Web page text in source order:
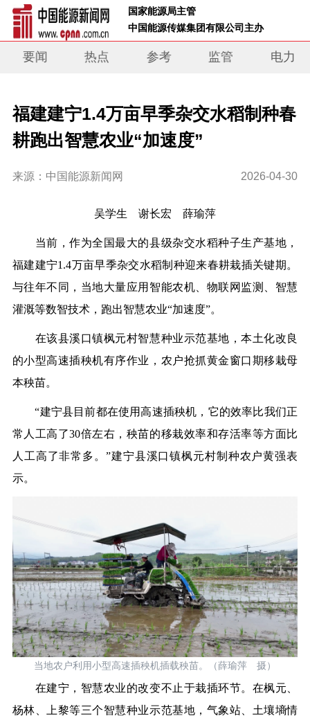
国家能源局主管
中国能源传媒集团有限公司主办
要闻 热点 参考 监管 电力
福建建宁1.4万亩早季杂交水稻制种春
耕跑出智慧农业“加速度”
来源：中国能源新闻网 2026-04-30
吴学生 谢长宏 薛瑜萍
当前，作为全国最大的县级杂交水稻种子生产基地，
福建建宁1.4万亩早季杂交水稻制种迎来春耕栽插关键期。
与往年不同，当地大量应用智能农机、物联网监测、智慧
灌溉等数智技术，跑出智慧农业“加速度”。
在该县溪口镇枫元村智慧种业示范基地，本土化改良
的小型高速插秧机有序作业，农户抢抓黄金窗口期移栽母
本秧苗。
“建宁县目前都在使用高速插秧机，它的效率比我们正
常人工高了30倍左右，秧苗的移栽效率和存活率等方面比
人工高了非常多。”建宁县溪口镇枫元村制种农户黄强表
示。
当地农户利用小型高速插秧机插载秧苗。（薛瑜萍 摄）
在建宁，智慧农业的改变不止于栽插环节。在枫元、
杨林、上黎等三个智慧种业示范基地，气象站、土壤墒情